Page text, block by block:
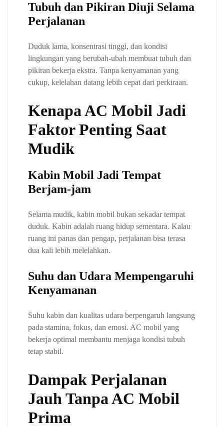
Tubuh dan Pikiran Diuji Selama
Perjalanan
Duduk lama, konsentrasi tinggi, dan kondisi
lingkungan yang berubah-ubah membuat tubuh dan
pikiran bekerja ekstra. Tanpa kenyamanan yang
cukup, kelelahan datang lebih cepat dari perkiraan.
Kenapa AC Mobil Jadi
Faktor Penting Saat
Mudik
Kabin Mobil Jadi Tempat
Berjam-jam
Selama mudik, kabin mobil bukan sekadar tempat
duduk. Kabin adalah ruang hidup sementara. Kalau
ruang ini panas dan pengap, perjalanan bisa terasa
dua kali lebih melelahkan.
Suhu dan Udara Mempengaruhi
Kenyamanan
Suhu kabin dan kualitas udara berpengaruh langsung
pada stamina, fokus, dan emosi. AC mobil yang
bekerja optimal membantu menjaga kondisi tubuh
tetap stabil.
Dampak Perjalanan
Jauh Tanpa AC Mobil
Prima